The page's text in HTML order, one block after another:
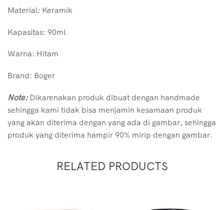
Material: Keramik
Kapasitas: 90ml
Warna: Hitam
Brand: Boger
Note:Dikarenakan produk dibuat dengan handmade
sehingga kami tidak bisa menjamin kesamaan produk
yang akan diterima dengan yang ada di gambar, sehingga
produk yang diterima hampir 90% mirip dengan gambar.
RELATED PRODUCTS